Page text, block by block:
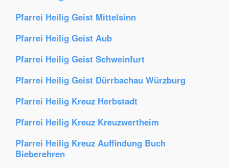
Pfarrei Heilig Geist Mittelsinn
Pfarrei Heilig Geist Aub
Pfarrei Heilig Geist Schweinfurt
Pfarrei Heilig Geist Dürrbachau Würzburg
Pfarrei Heilig Kreuz Herbstadt
Pfarrei Heilig Kreuz Kreuzwertheim
Pfarrei Heilig Kreuz Auffindung Buch
Bieberehren